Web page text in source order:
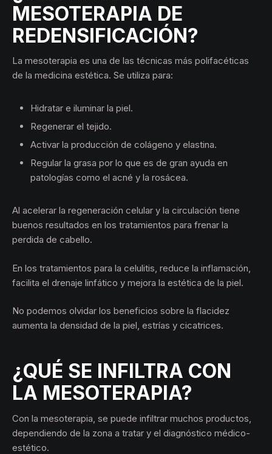
MESOTERAPIA DE
REDENSIFICACIÓN?
La mesoterapia es una de las técnicas más polifacéticas
de la medicina estética. Se utiliza para:
Hidratar e iluminar la piel.
Regenerar el tejido.
Activar la producción de colágeno y elastina.
Regular la grasa por lo que es de gran ayuda en
patologías como el acné y la rosácea.
Al acelerar la regeneración celular y la circulación tiene
buenos resultados en los tratamientos para frenar la
perdida de cabello.
En los tratamientos para la celulitis, reduce la inflamación,
facilita el drenaje linfático y mejora la estética de la piel.
No podemos olvidar los beneficios sobre la flacidez
aumenta la densidad de la piel, estrías y cicatrices.
¿QUÉ SE INFILTRA CON
LA MESOTERAPIA?
Con la mesoterapia, se puede infiltrar muchos productos,
dependiendo de la zona a tratar y el diagnóstico médico-
estético.